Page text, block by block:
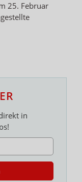
25. Februar
in